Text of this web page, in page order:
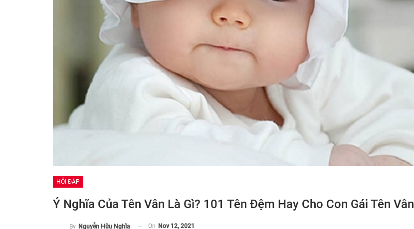
HỎI ĐÁP
Ý Nghĩa Của Tên Vân Là Gì? 101 Tên Đệm Hay Cho Con Gái Tên Vân
By Nguyễn Hữu Nghĩa On Nov 12, 2021